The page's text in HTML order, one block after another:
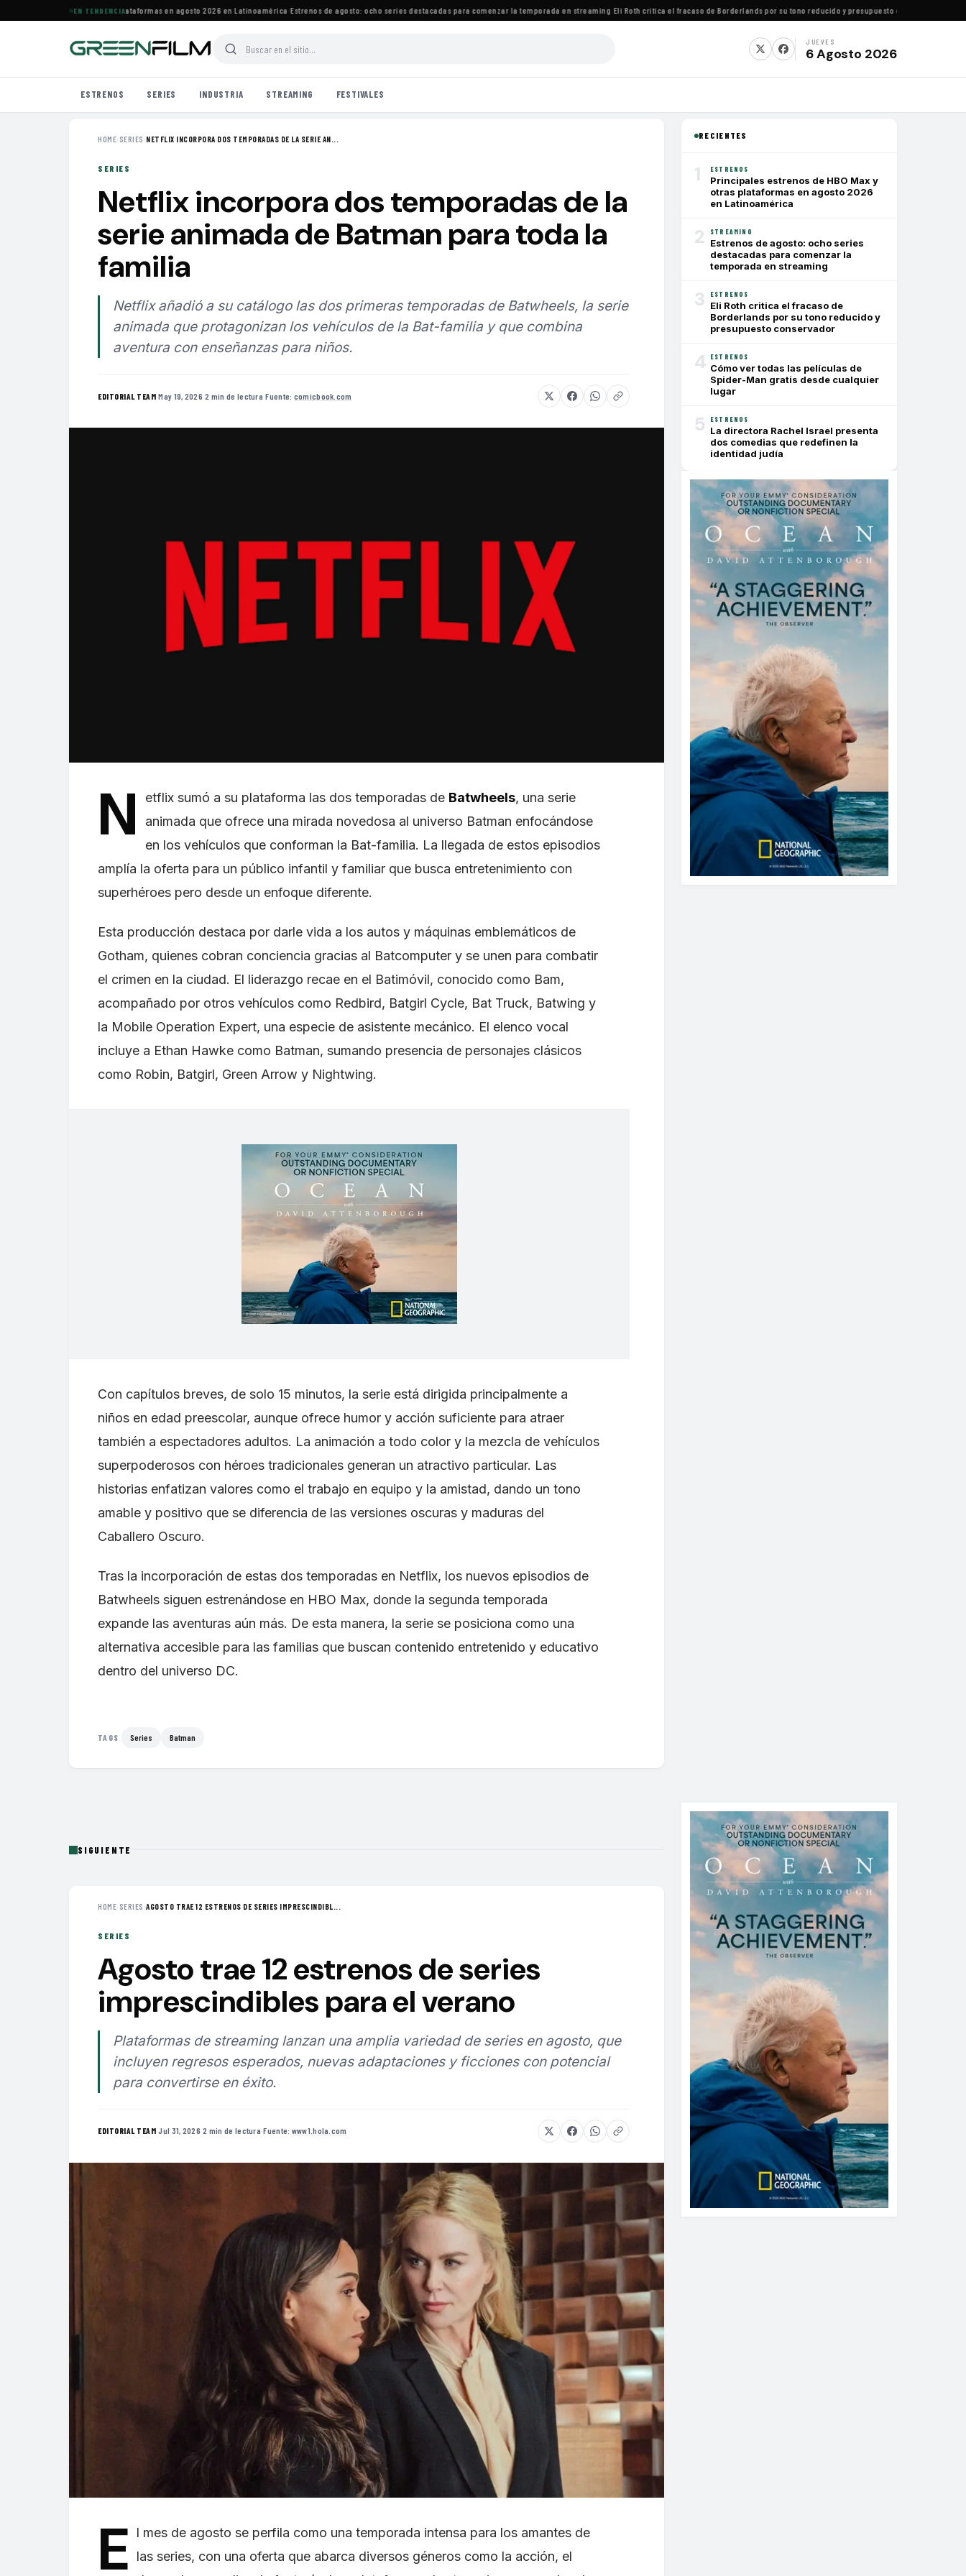
EN TENDENCIA
de HBO Max y otras plataformas en agosto 2026 en Latinoamérica·Estrenos de agosto: ocho series destacadas para comenzar la temporada en streaming·Eli Roth critica el fracaso de Borderlands por su tono reducido y presupuesto conservador
JUEVES
6 Agosto 2026
ESTRENOS SERIES INDUSTRIA STREAMING FESTIVALES
HOME› SERIES ›NETFLIX INCORPORA DOS TEMPORADAS DE LA SERIE AN...
SERIES
Netflix incorpora dos temporadas de la
serie animada de Batman para toda la
familia
Netflix añadió a su catálogo las dos primeras temporadas de Batwheels, la serie
animada que protagonizan los vehículos de la Bat-familia y que combina
aventura con enseñanzas para niños.
EDITORIAL TEAM·May 19, 2026·2 min de lectura·Fuente: comicbook.com
N etflix sumó a su plataforma las dos temporadas de Batwheels, una serie
animada que ofrece una mirada novedosa al universo Batman enfocándose
en los vehículos que conforman la Bat-familia. La llegada de estos episodios
amplía la oferta para un público infantil y familiar que busca entretenimiento con
superhéroes pero desde un enfoque diferente.
Esta producción destaca por darle vida a los autos y máquinas emblemáticos de
Gotham, quienes cobran conciencia gracias al Batcomputer y se unen para combatir
el crimen en la ciudad. El liderazgo recae en el Batimóvil, conocido como Bam,
acompañado por otros vehículos como Redbird, Batgirl Cycle, Bat Truck, Batwing y
la Mobile Operation Expert, una especie de asistente mecánico. El elenco vocal
incluye a Ethan Hawke como Batman, sumando presencia de personajes clásicos
como Robin, Batgirl, Green Arrow y Nightwing.
Con capítulos breves, de solo 15 minutos, la serie está dirigida principalmente a
niños en edad preescolar, aunque ofrece humor y acción suficiente para atraer
también a espectadores adultos. La animación a todo color y la mezcla de vehículos
superpoderosos con héroes tradicionales generan un atractivo particular. Las
historias enfatizan valores como el trabajo en equipo y la amistad, dando un tono
amable y positivo que se diferencia de las versiones oscuras y maduras del
Caballero Oscuro.
Tras la incorporación de estas dos temporadas en Netflix, los nuevos episodios de
Batwheels siguen estrenándose en HBO Max, donde la segunda temporada
expande las aventuras aún más. De esta manera, la serie se posiciona como una
alternativa accesible para las familias que buscan contenido entretenido y educativo
dentro del universo DC.
TAGS Series Batman
RECIENTES
1 ESTRENOS
Principales estrenos de HBO Max y
otras plataformas en agosto 2026
en Latinoamérica
2 STREAMING
Estrenos de agosto: ocho series
destacadas para comenzar la
temporada en streaming
3 ESTRENOS
Eli Roth critica el fracaso de
Borderlands por su tono reducido y
presupuesto conservador
4 ESTRENOS
Cómo ver todas las películas de
Spider-Man gratis desde cualquier
lugar
5 ESTRENOS
La directora Rachel Israel presenta
dos comedias que redefinen la
identidad judía
SIGUIENTE
HOME› SERIES ›AGOSTO TRAE 12 ESTRENOS DE SERIES IMPRESCINDIBL...
SERIES
Agosto trae 12 estrenos de series
imprescindibles para el verano
Plataformas de streaming lanzan una amplia variedad de series en agosto, que
incluyen regresos esperados, nuevas adaptaciones y ficciones con potencial
para convertirse en éxito.
EDITORIAL TEAM·Jul 31, 2026·2 min de lectura·Fuente: www1.hola.com
E
l mes de agosto se perfila como una temporada intensa para los amantes de
las series, con una oferta que abarca diversos géneros como la acción, el